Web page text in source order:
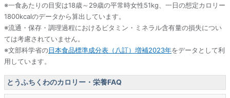
※一食あたりの目安は18歳～29歳の平常時女性51kg、一日の想定カロリー
1800kcalのデータから算出しています。
※流通・保存・調理過程におけるビタミン・ミネラル含有量の損失につい
ては考慮されていません。
※文部科学省の日本食品標準成分表（八訂）増補2023年をデータとして利
用しています。
とうふちくわのカロリー・栄養FAQ